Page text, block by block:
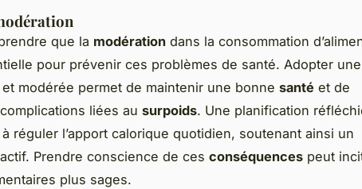
que la modération dans la consommation
pour prévenir ces problèmes de santé. Adopter une
modérée permet de maintenir une bonne santé et de
liées au surpoids. Une planification
réguler l’apport calorique quotidien, soutenant ainsi un
Prendre conscience de ces conséquences peut
plus sages.